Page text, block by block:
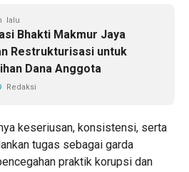
lalu
Bhakti Makmur Jaya
Restrukturisasi untuk
Dana Anggota
Redaksi
keseriusan, konsistensi, serta
tugas sebagai garda
praktik korupsi dan